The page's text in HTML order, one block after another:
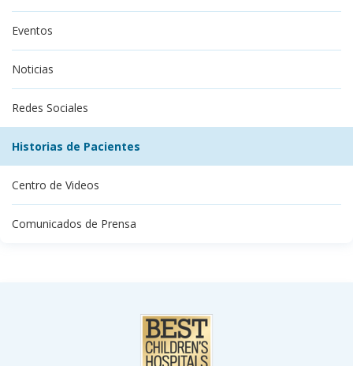
Eventos
Noticias
Redes Sociales
Historias de Pacientes
Centro de Videos
Comunicados de Prensa